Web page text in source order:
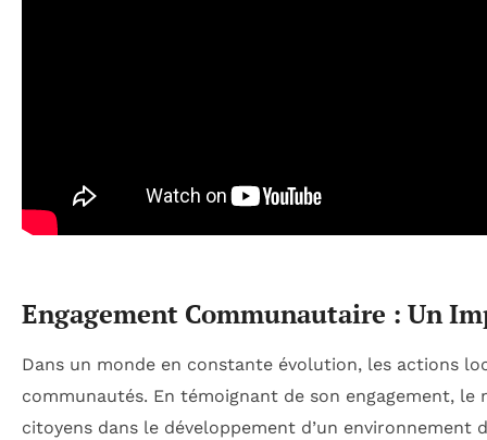
Engagement Communautaire : Un
Dans un monde en constante évolution, les actions
communautés. En témoignant de son engagement,
citoyens dans le développement d’un